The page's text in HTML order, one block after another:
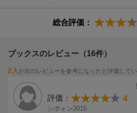
総合評価：
ブックスのレビュー（16件）
2人が次のレビューを参考になったと評価して
評価： 4
シポォン2015